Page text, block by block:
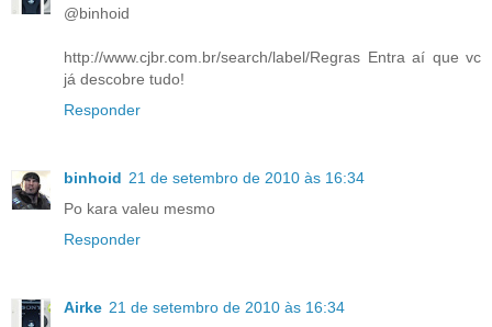
@binhoid
http://www.cjbr.com.br/search/label/Regras Entra aí que vc
já descobre tudo!
Responder
binhoid 21 de setembro de 2010 às 16:34
Po kara valeu mesmo
Responder
Airke 21 de setembro de 2010 às 16:34